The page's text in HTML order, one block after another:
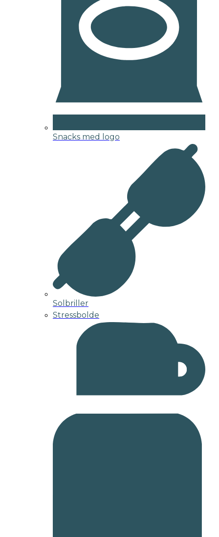
Snacks med logo
Solbriller
Stressbolde